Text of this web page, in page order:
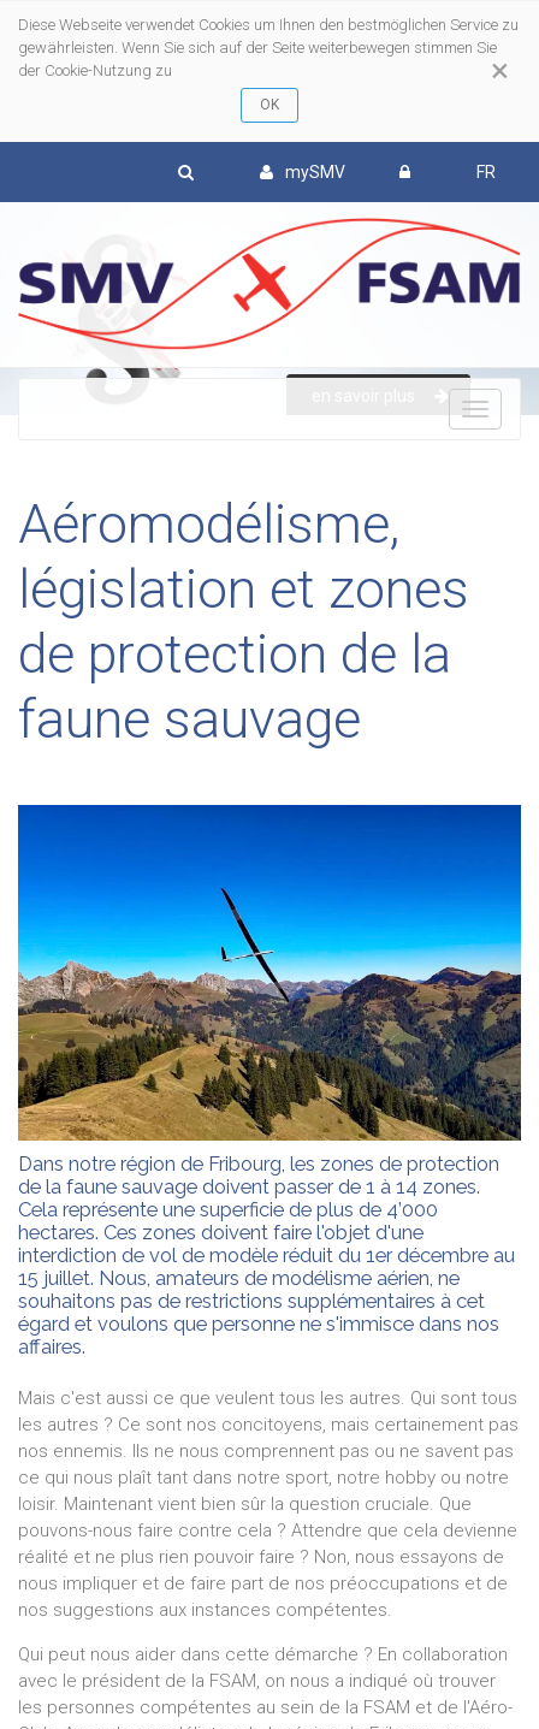
×
Diese Webseite verwendet Cookies um Ihnen den bestmöglichen Service zu
gewährleisten. Wenn Sie sich auf der Seite weiterbewegen stimmen Sie
der Cookie-Nutzung zu
mySMV FR
Aéromodélisme,
législation et zones
de protection de la
faune sauvage
Dans notre région de Fribourg, les zones de protection
de la faune sauvage doivent passer de 1 à 14 zones.
Cela représente une superficie de plus de 4’000
hectares. Ces zones doivent faire l'objet d'une
interdiction de vol de modèle réduit du 1er décembre au
15 juillet. Nous, amateurs de modélisme aérien, ne
souhaitons pas de restrictions supplémentaires à cet
égard et voulons que personne ne s'immisce dans nos
affaires.
Mais c'est aussi ce que veulent tous les autres. Qui sont tous
les autres ? Ce sont nos concitoyens, mais certainement pas
nos ennemis. Ils ne nous comprennent pas ou ne savent pas
ce qui nous plaît tant dans notre sport, notre hobby ou notre
loisir. Maintenant vient bien sûr la question cruciale. Que
pouvons-nous faire contre cela ? Attendre que cela devienne
réalité et ne plus rien pouvoir faire ? Non, nous essayons de
nous impliquer et de faire part de nos préoccupations et de
nos suggestions aux instances compétentes.
Qui peut nous aider dans cette démarche ? En collaboration
avec le président de la FSAM, on nous a indiqué où trouver
les personnes compétentes au sein de la FSAM et de l'Aéro-